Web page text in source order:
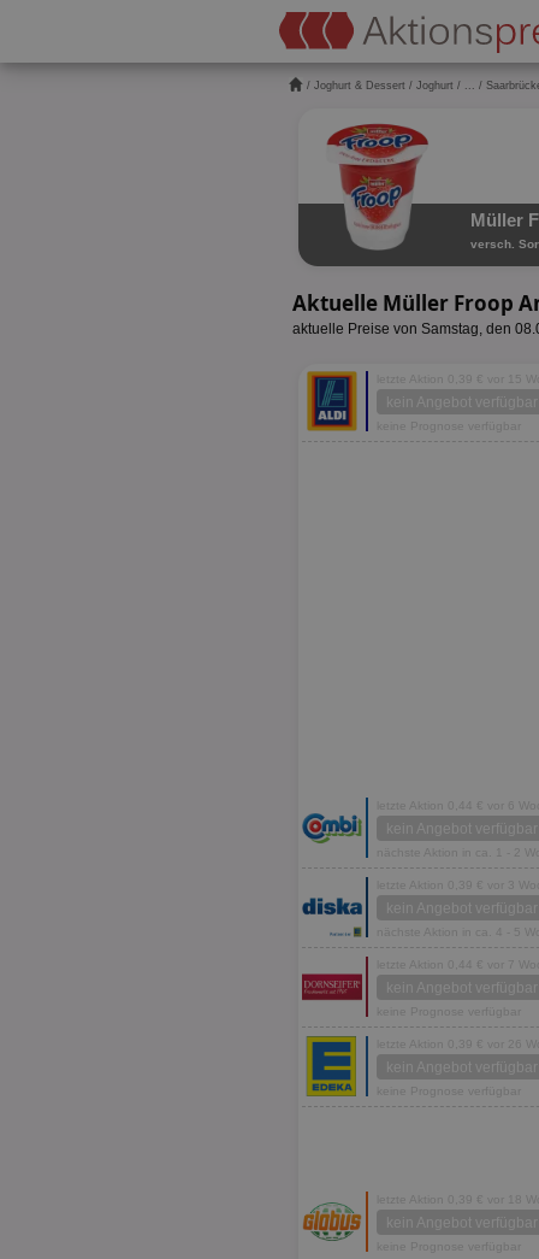
/ Joghurt & Dessert / Joghurt / ... /
Müller
versch.
Aktuelle Müller Froop
aktuelle Preise von Samstag, den
letzte Aktion 0,39 € vor 15
kein Angebot verfügbar
keine Prognose verfügbar
letzte Aktion 0,44 € vor 6
kein Angebot verfügbar
nächste Aktion in ca. 1 - 2
letzte Aktion 0,39 € vor 3
kein Angebot verfügbar
nächste Aktion in ca. 4 - 5
letzte Aktion 0,44 € vor 7
kein Angebot verfügbar
keine Prognose verfügbar
letzte Aktion 0,39 € vor 26
kein Angebot verfügbar
keine Prognose verfügbar
letzte Aktion 0,39 € vor 18
kein Angebot verfügbar
keine Prognose verfügbar